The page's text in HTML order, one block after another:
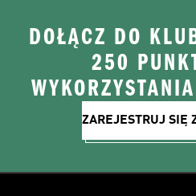
DOŁĄCZ DO
250
ZAREJESTRUJ SIĘ